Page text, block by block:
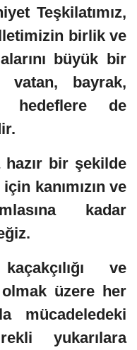
Teşkilatımız,
birlik ve
büyük bir
vatan, bayrak,
hedeflere de
bir şekilde
kanımızın ve
kadar
ve
üzere her
mücadeledeki
yukarılara